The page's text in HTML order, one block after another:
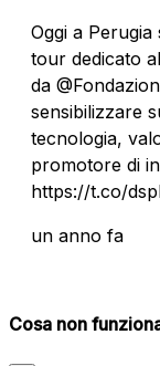
Oggi a
tour dedicato
da
sensibilizzare
tecnologia,
promotore di
https://t.co/
un anno fa
Cosa non